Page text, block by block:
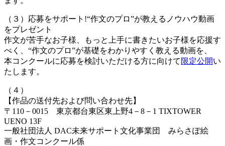
（３）応募をサポート!“作文のプロ”が教えるノウハウ動画
をプレゼント
作文が苦手なお子様、もっと上手に書きたいお子様を応援す
べく、“作文のプロ”が基礎をわかりやすく教える動画を、
本コンクールに応募を検討いただける方に向けて 限定公開い
たします。
（４）
【作品の送付先および問い合わせ先】
〒110－0015 東京都台東区東上野4－8－1 TIXTOWER
UENO 13F
一般社団法人 DAC未来サポート文化事業団 みらさぽ絵
画・作文コンクール係